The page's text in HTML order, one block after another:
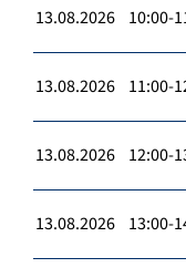
13.08.2026 10:00-
13.08.2026 11:00-
13.08.2026 12:00-
13.08.2026 13:00-